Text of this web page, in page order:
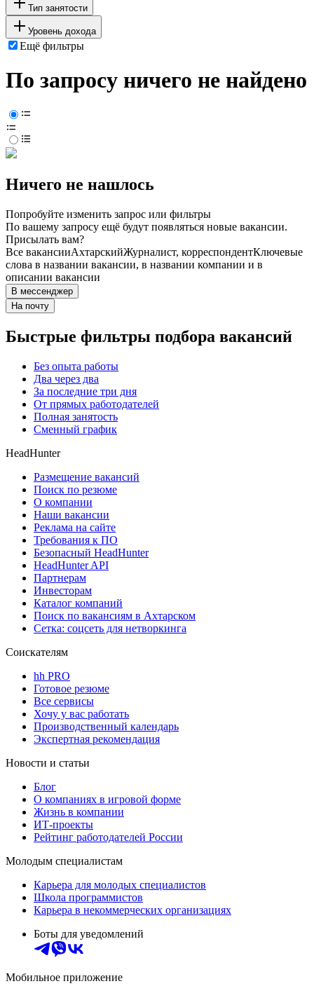
Тип занятости
Уровень дохода
Ещё фильтры
По запросу ничего не найдено
Ничего не нашлось
Попробуйте изменить запрос или фильтры
По вашему запросу ещё будут появляться новые вакансии.
Присылать вам?
Все вакансииАхтарскийЖурналист, корреспондентКлючевые
слова в названии вакансии, в названии компании и в
описании вакансии
В мессенджер
На почту
Быстрые фильтры подбора вакансий
Без опыта работы
Два через два
За последние три дня
От прямых работодателей
Полная занятость
Сменный график
HeadHunter
Размещение вакансий
Поиск по резюме
О компании
Наши вакансии
Реклама на сайте
Требования к ПО
Безопасный HeadHunter
HeadHunter API
Партнерам
Инвесторам
Каталог компаний
Поиск по вакансиям в Ахтарском
Сетка: соцсеть для нетворкинга
Соискателям
hh PRO
Готовое резюме
Все сервисы
Хочу у вас работать
Производственный календарь
Экспертная рекомендация
Новости и статьи
Блог
О компаниях в игровой форме
Жизнь в компании
ИТ-проекты
Рейтинг работодателей России
Молодым специалистам
Карьера для молодых специалистов
Школа программистов
Карьера в некоммерческих организациях
Боты для уведомлений
Мобильное приложение